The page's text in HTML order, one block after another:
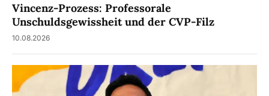
Vincenz-Prozess: Professorale
Unschuldsgewissheit und der CVP-Filz
10.08.2026